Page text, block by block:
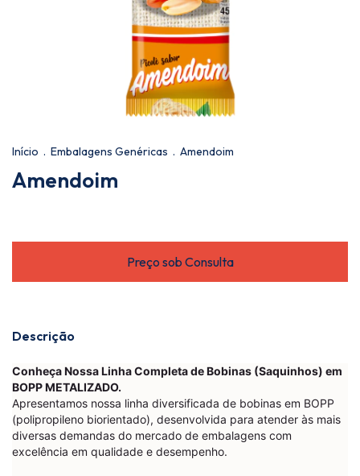
Início . Embalagens Genéricas . Amendoim
Amendoim
Descrição
Conheça Nossa Linha Completa de Bobinas (Saquinhos) em
BOPP METALIZADO.
Apresentamos nossa linha diversificada de bobinas em BOPP
(polipropileno biorientado), desenvolvida para atender às mais
diversas demandas do mercado de embalagens com
excelência em qualidade e desempenho.